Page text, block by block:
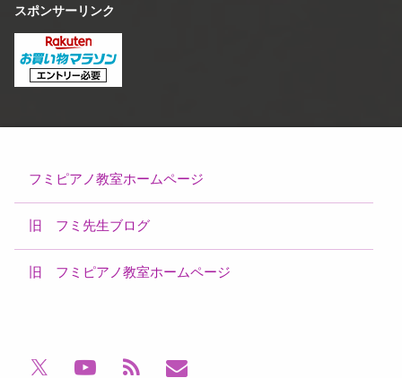
スポンサーリンク
フミピアノ教室ホームページ
旧 フミ先生ブログ
旧 フミピアノ教室ホームページ